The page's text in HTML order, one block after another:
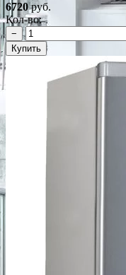
6720руб.
Кол-во:
−
Купить